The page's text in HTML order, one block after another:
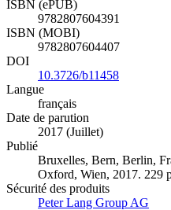
ISBN (ePUB)
9782807604391
ISBN (MOBI)
9782807604407
DOI
10.3726/b11458
Langue
français
Date de parution
2017 (Juillet)
Publié
Bruxelles, Bern, Berlin,
Oxford, Wien, 2017. 229
Sécurité des produits
Peter Lang Group AG